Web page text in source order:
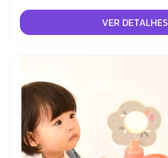
VER DETALHES